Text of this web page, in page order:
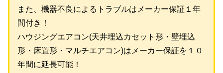
また、機器不良によるトラブルはメーカー保証１年
間付き！
ハウジングエアコン(天井埋込カセット形・壁埋込
形・床置形・マルチエアコン)はメーカー保証を１０
年間に延長可能！